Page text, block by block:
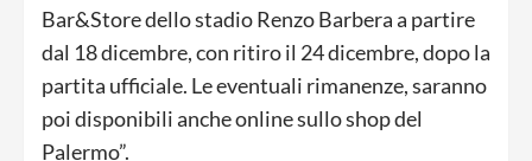
Bar&Store dello stadio Renzo Barbera a partire
dal 18 dicembre, con ritiro il 24 dicembre, dopo la
partita ufficiale. Le eventuali rimanenze, saranno
poi disponibili anche online sullo shop del
Palermo”.